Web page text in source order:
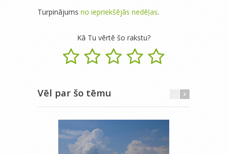
Turpinājums no iepriekšējās nedēļas.
Kā Tu vērtē šo rakstu?
Vēl par šo tēmu